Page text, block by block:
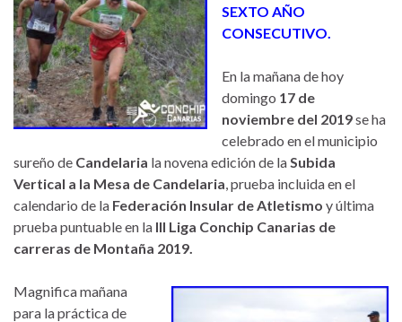
SEXTO AÑO
CONSECUTIVO.
En la mañana de hoy
domingo 17 de
noviembre del 2019se ha
celebrado en el municipio
sureño de Candelaria la novena edición de laSubida
Vertical a la Mesa de Candelaria, prueba incluida en el
calendario de la Federación Insular de Atletismo y última
prueba puntuable en la III Liga Conchip Canarias de
carreras de Montaña 2019.
Magnifica mañana
para la práctica de